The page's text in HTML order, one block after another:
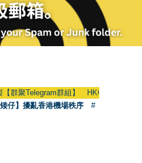
Telegram群組】 HKGAY.net has
仔】擾亂香港機場秩序
#